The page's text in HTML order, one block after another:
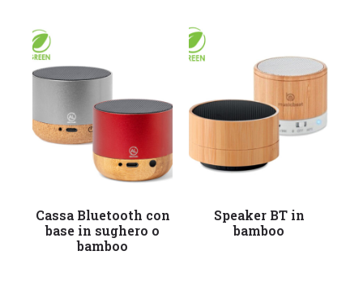
Leggi tutto
Cassa Bluetooth con
base in sughero o
bamboo
Leggi tutto
Speaker BT in
bamboo